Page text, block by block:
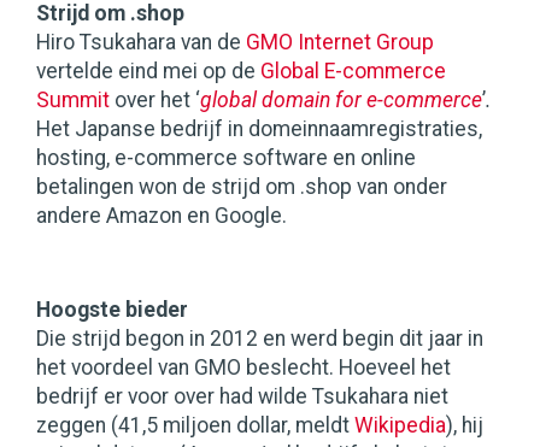
Strijd om .shop
Hiro Tsukahara van de GMO Internet Group
vertelde eind mei op de Global E-commerce
Summit over het ‘global domain for e-commerce’.
Het Japanse bedrijf in domeinnaamregistraties,
hosting, e-commerce software en online
betalingen won de strijd om .shop van onder
andere Amazon en Google.
Hoogste bieder
Die strijd begon in 2012 en werd begin dit jaar in
het voordeel van GMO beslecht. Hoeveel het
bedrijf er voor over had wilde Tsukahara niet
zeggen (41,5 miljoen dollar, meldt Wikipedia), hij